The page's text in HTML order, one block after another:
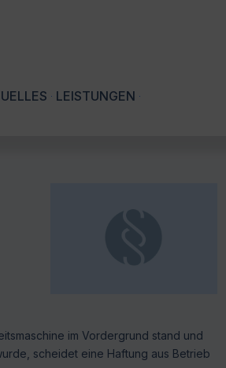
LEISTUNGEN
im Vordergrund stand und
scheidet eine Haftung aus Betrieb